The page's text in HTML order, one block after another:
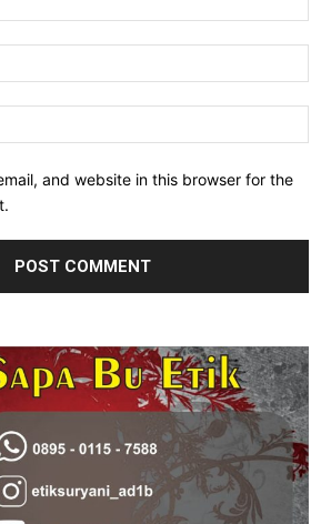
and website in this browser for the